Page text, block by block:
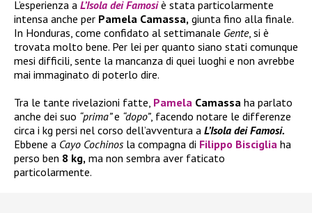
L’esperienza a L’Isola dei Famosi è stata particolarmente
intensa anche per Pamela Camassa, giunta fino alla finale.
In Honduras, come confidato al settimanale Gente, si è
trovata molto bene. Per lei per quanto siano stati comunque
mesi difficili, sente la mancanza di quei luoghi e non avrebbe
mai immaginato di poterlo dire.
Tra le tante rivelazioni fatte, Pamela Camassa ha parlato
anche dei suo “prima”e “dopo”, facendo notare le differenze
circa i kg persi nel corso dell’avventura a L’Isola dei Famosi.
Ebbene a Cayo Cochinosla compagna di Filippo Bisciglia ha
perso ben 8 kg, ma non sembra aver faticato
particolarmente.